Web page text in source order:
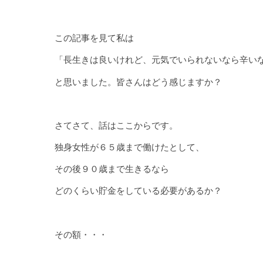
この記事を見て私は
「長生きは良いけれど、元気でいられないなら辛い
と思いました。皆さんはどう感じますか？
さてさて、話はここからです。
独身女性が６５歳まで働けたとして、
その後９０歳まで生きるなら
どのくらい貯金をしている必要があるか？
その額・・・